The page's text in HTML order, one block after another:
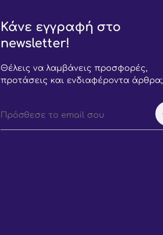
Κάνε εγγραφή στο
newsletter!
Θέλεις να λαμβάνεις προσφορές,
προτάσεις και ενδιαφέροντα άρθρα;